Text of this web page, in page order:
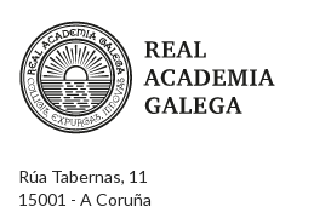
Real Academia Galega
Rúa Tabernas, 11
15001 - A Coruña